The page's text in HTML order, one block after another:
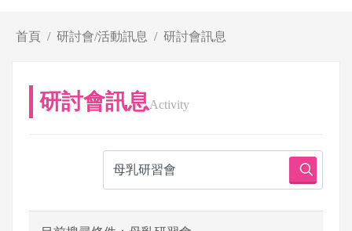
首頁 研討會/活動訊息 研討會訊息
研討會訊息Activity